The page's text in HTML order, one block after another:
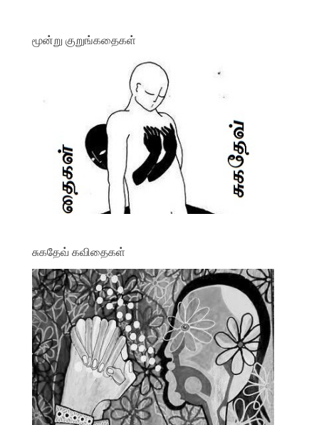
மூன்று குறுங்கதைகள்
சுகதேவ் கவிதைகள்